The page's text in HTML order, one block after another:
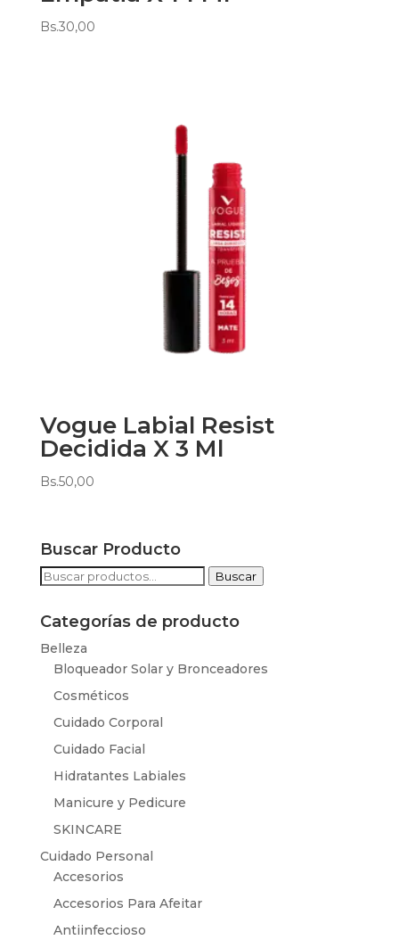
Bs.30,00
Vogue Labial Resist
Decidida X 3 Ml
Bs.50,00
Buscar Producto
Buscar
Buscar
Categorías de producto
Belleza
Bloqueador Solar y Bronceadores
Cosméticos
Cuidado Corporal
Cuidado Facial
Hidratantes Labiales
Manicure y Pedicure
SKINCARE
Cuidado Personal
Accesorios
Accesorios Para Afeitar
Antiinfeccioso